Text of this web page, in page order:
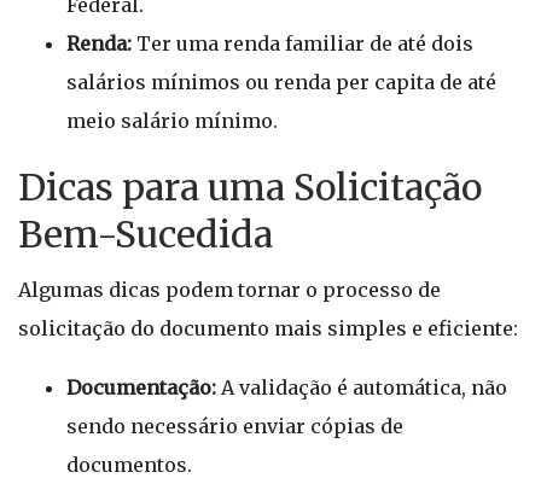
Federal.
Renda: Ter uma renda familiar de até dois
salários mínimos ou renda per capita de até
meio salário mínimo.
Dicas para uma Solicitação
Bem-Sucedida
Algumas dicas podem tornar o processo de
solicitação do documento mais simples e eficiente:
Documentação: A validação é automática, não
sendo necessário enviar cópias de
documentos.